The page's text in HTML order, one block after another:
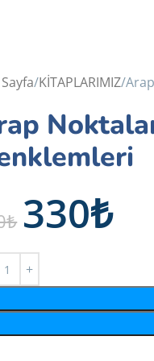
KİTAPLARIMIZ
₺ 330₺